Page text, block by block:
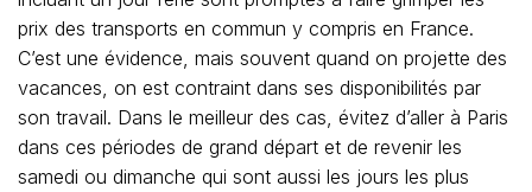
prix des transports en commun y compris en France.
C’est une évidence, mais souvent quand on projette des
vacances, on est contraint dans ses disponibilités par
son travail. Dans le meilleur des cas, évitez d’aller à Paris
dans ces périodes de grand départ et de revenir les
samedi ou dimanche qui sont aussi les jours les plus